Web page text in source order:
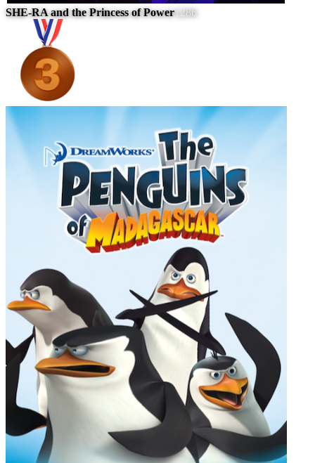
SHE-RA and the Princess of Power1286